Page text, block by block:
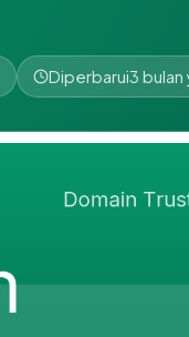
Diperbarui3 bulan